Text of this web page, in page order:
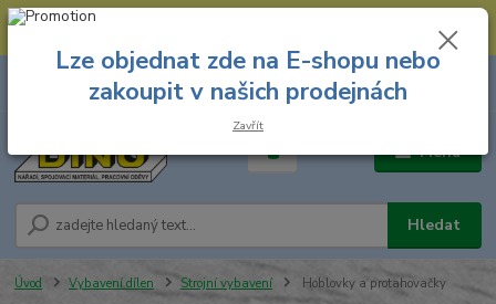
--- Spojovací materiál: 774 431 045 --- Prodejna nářadí: 731 449 423 --
Menu
Hledat
8.00 hod. - 16.00 hod.
za
Úvod Vybavení dílen Strojní vybavení Hoblovky a protahovačky
Lze objednat zde na E-shopu nebo
zakoupit v našich prodejnách
Zavřít